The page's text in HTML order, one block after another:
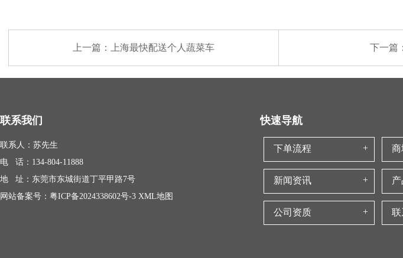
上一篇： 上海最快配送个人蔬菜车 下一篇
联系我们
联系人：苏先生
电 话：134-804-11888
地 址：东莞市东城街道丁平甲路7号
网站备案号： 粤ICP备2024338602号-3 XML地图
快速导航
下单流程 商
新闻资讯
公司资质 联